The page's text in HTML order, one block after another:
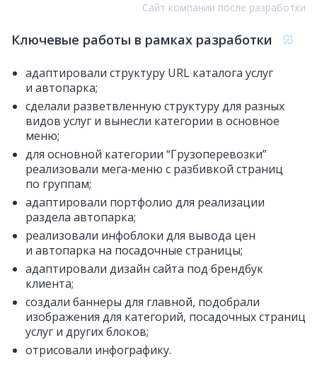
Сайт компании после разработки
Ключевые работы в рамках разработки
адаптировали структуру URL каталога услуг
и автопарка;
сделали разветвленную структуру для разных
видов услуг и вынесли категории в основное
меню;
для основной категории “Грузоперевозки”
реализовали мега‑меню с разбивкой страниц
по группам;
адаптировали портфолио для реализации
раздела автопарка;
реализовали инфоблоки для вывода цен
и автопарка на посадочные страницы;
адаптировали дизайн сайта под брендбук
клиента;
создали баннеры для главной, подобрали
изображения для категорий, посадочных страниц
услуг и других блоков;
отрисовали инфографику.